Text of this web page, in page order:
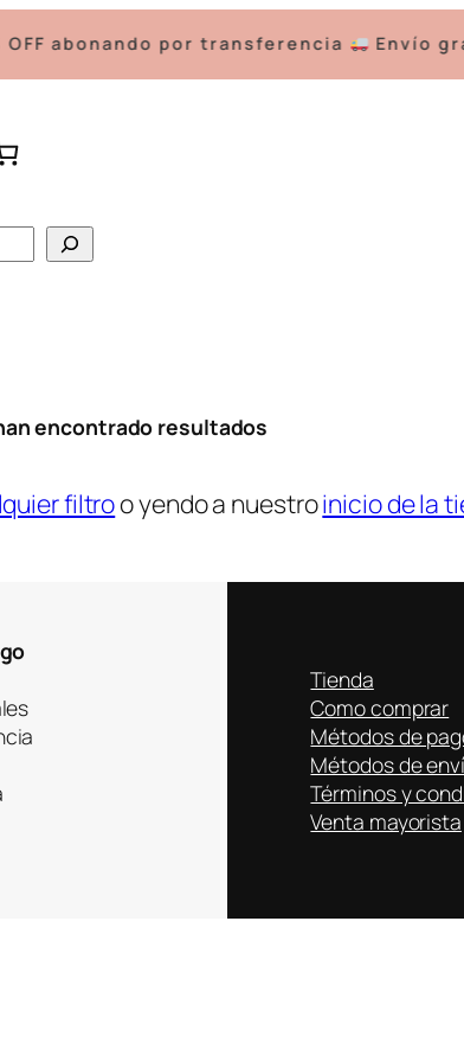
abonando por transferencia Envío
encontrado resultados
filtroo yendo a nuestroinicio de la
Tienda
Como comprar
Métodos de
Métodos de
Términos y
Venta mayorista